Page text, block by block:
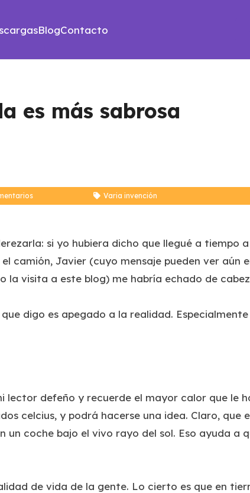
BlogContacto
es más sabrosa
Varia invención
si yo hubiera dicho que llegué a tiempo
camión, Javier (cuyo mensaje pueden ver aún
la visita a este blog) me habría echado de
digo es apegado a la realidad. Especialmente
lector defeño y recuerde el mayor calor que le
celcius, y podrá hacerse una idea. Claro, que
coche bajo el vivo rayo del sol. Eso ayuda a
de vida de la gente. Lo cierto es que en